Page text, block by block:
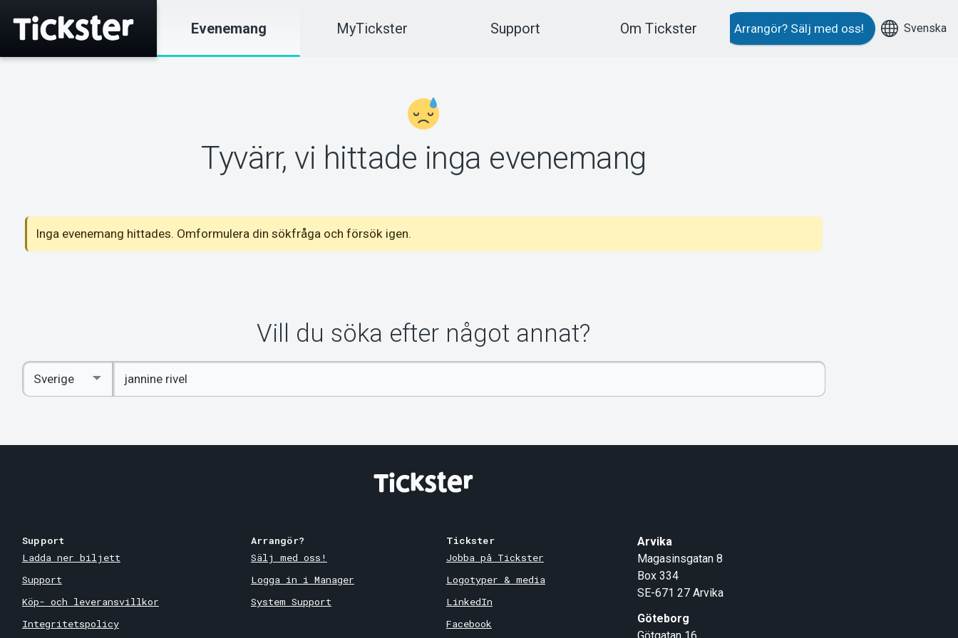
Evenemang MyTickster Support Om Tickster Arrangör? Sälj med oss! Svenska
Tyvärr, vi hittade inga evenemang
Inga evenemang hittades. Omformulera din sökfråga och försök igen.
Vill du söka efter något annat?
Ange
sökord
Select
Country
Support
Ladda ner biljett
Support
Köp- och leveransvillkor
Integritetspolicy
Arrangör?
Sälj med oss!
Logga in i Manager
System Support
Tickster
Jobba på Tickster
Logotyper & media
LinkedIn
Facebook
Arvika
Magasinsgatan 8
Box 334
SE-671 27 Arvika
Göteborg